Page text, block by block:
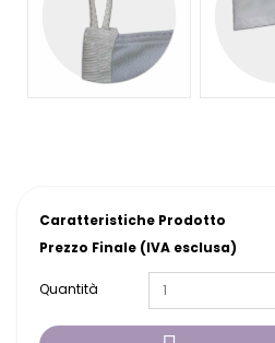
Caratteristiche Prodotto
Prezzo Finale (IVA esclusa)
Quantità